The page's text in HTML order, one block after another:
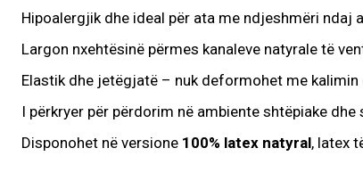
Hipoalergjik dhe ideal për ata me ndjeshmëri ndaj
Largon nxehtësinë përmes kanaleve natyrale të
Elastik dhe jetëgjatë – nuk deformohet me kalimin
I përkryer për përdorim në ambiente shtëpiake
Disponohet në versione 100% latex natyral, latex